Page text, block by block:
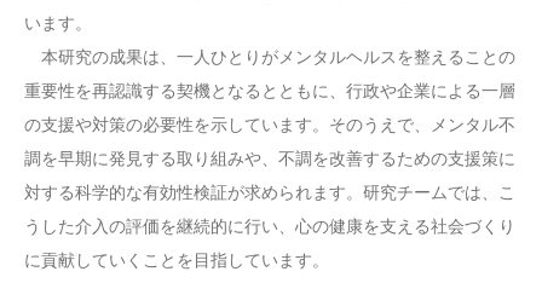
います。
本研究の成果は、一人ひとりがメンタルヘルスを整えることの
重要性を再認識する契機となるとともに、行政や企業による一層
の支援や対策の必要性を示しています。そのうえで、メンタル不
調を早期に発見する取り組みや、不調を改善するための支援策に
対する科学的な有効性検証が求められます。研究チームでは、こ
うした介入の評価を継続的に行い、心の健康を支える社会づくり
に貢献していくことを目指しています。